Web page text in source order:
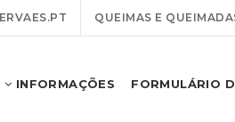
QUEIMAS E
INFORMAÇÕES FORMULÁRIO